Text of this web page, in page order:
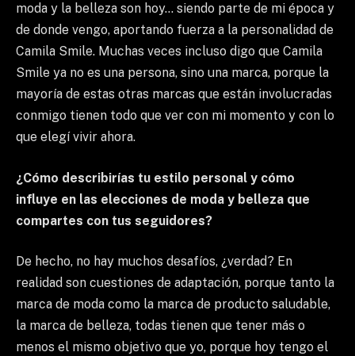
moda y la belleza son hoy… siendo parte de mi época y
de donde vengo, aportando fuerza a la personalidad de
Camila Smile. Muchas veces incluso digo que Camila
Smile ya no es una persona, sino una marca, porque la
mayoría de estas otras marcas que están involucradas
conmigo tienen todo que ver con mi momento y con lo
que elegí vivir ahora.
¿Cómo describirías tu estilo personal y cómo
influye en las elecciones de moda y belleza que
compartes con tus seguidores?
De hecho, no hay muchos desafíos, ¿verdad? En
realidad son cuestiones de adaptación, porque tanto la
marca de moda como la marca de producto saludable,
la marca de belleza, todas tienen que tener más o
menos el mismo objetivo que yo, porque hoy tengo el